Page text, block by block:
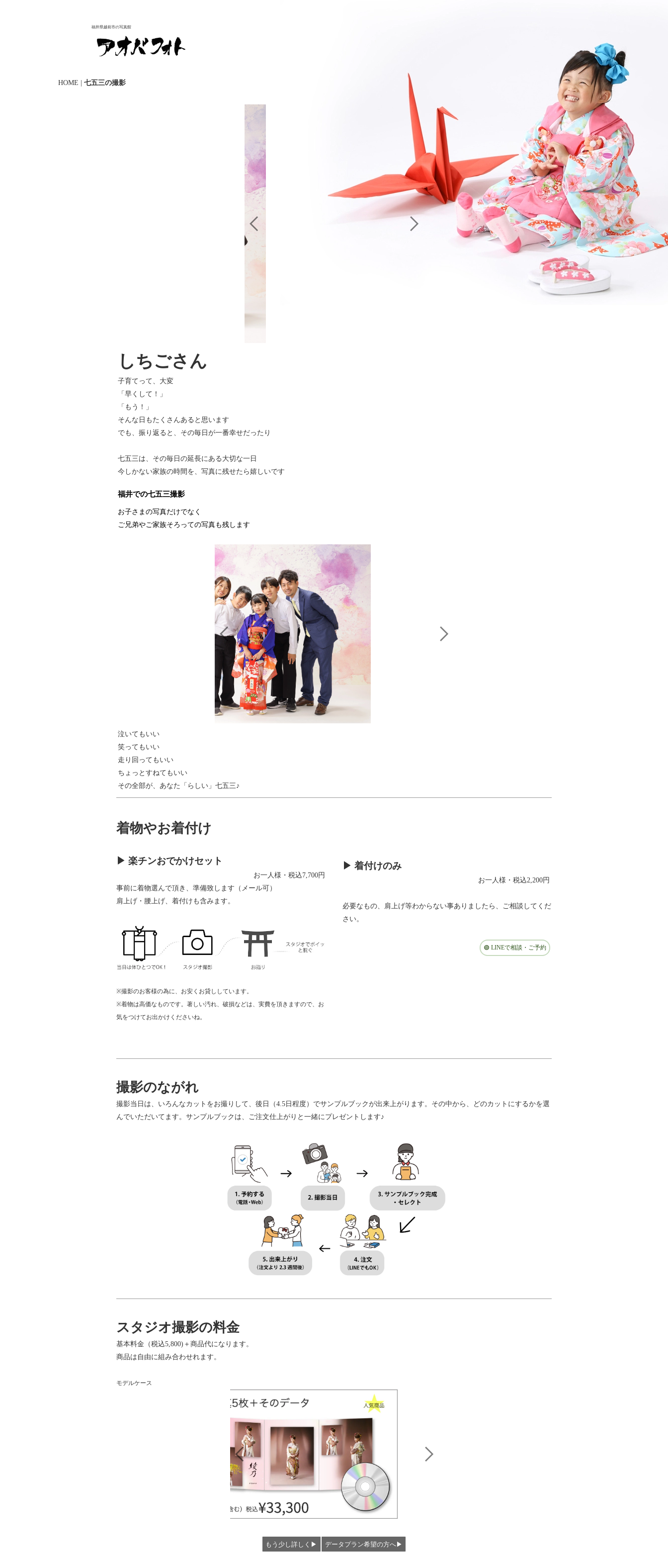
福井県越前市の写真館
HOME | 七五三の撮影
しちごさん
子育てって、大変
「早くして！」
「もう！」
そんな日もたくさんあると思います
でも、振り返ると、その毎日が一番幸せだったり
七五三は、その毎日の延長にある大切な一日
今しかない家族の時間を、写真に残せたら嬉しいです
福井での七五三撮影
お子さまの写真だけでなく
ご兄弟やご家族そろっての写真も残します
泣いてもいい
笑ってもいい
走り回ってもいい
ちょっとすねてもいい
その全部が、あなた「らしい」七五三♪
着物やお着付け
▶ 楽チンおでかけセット
お一人様・税込7,700円
事前に着物選んで頂き、準備致します（メール可）
肩上げ・腰上げ、着付けも含みます。
※撮影のお客様の為に、お安くお貸ししています。
※着物は高価なものです。著しい汚れ、破損などは、実費を頂きますので、お
気をつけてお出かけくださいね。
▶ 着付けのみ
お一人様・税込2,200円
必要なもの、肩上げ等わからない事ありましたら、ご相談してくだ
さい。
🟢 LINEで相談・ご予約
撮影のながれ
撮影当日は、いろんなカットをお撮りして、後日（4.5日程度）でサンプルブックが出来上がります。その中から、どのカットにするかを選
んでいただいてます。サンプルブックは、ご注文仕上がりと一緒にプレゼントします♪
スタジオ撮影の料金
基本料金（税込5,800)＋商品代になります。
商品は自由に組み合わせれます。
モデルケース
もう少し詳しく▶︎ データプラン希望の方へ▶︎